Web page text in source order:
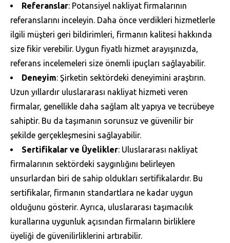
Referanslar: Potansiyel nakliyat firmalarının
referanslarını inceleyin. Daha önce verdikleri hizmetlerle
ilgili müşteri geri bildirimleri, firmanın kalitesi hakkında
size fikir verebilir. Uygun fiyatlı hizmet arayışınızda,
referans incelemeleri size önemli ipuçları sağlayabilir.
Deneyim: Şirketin sektördeki deneyimini araştırın.
Uzun yıllardır uluslararası nakliyat hizmeti veren
firmalar, genellikle daha sağlam alt yapıya ve tecrübeye
sahiptir. Bu da taşımanın sorunsuz ve güvenilir bir
şekilde gerçekleşmesini sağlayabilir.
Sertifikalar ve Üyelikler: Uluslararası nakliyat
firmalarının sektördeki saygınlığını belirleyen
unsurlardan biri de sahip oldukları sertifikalardır. Bu
sertifikalar, firmanın standartlara ne kadar uygun
olduğunu gösterir. Ayrıca, uluslararası taşımacılık
kurallarına uygunluk açısından firmaların birliklere
üyeliği de güvenilirliklerini artırabilir.